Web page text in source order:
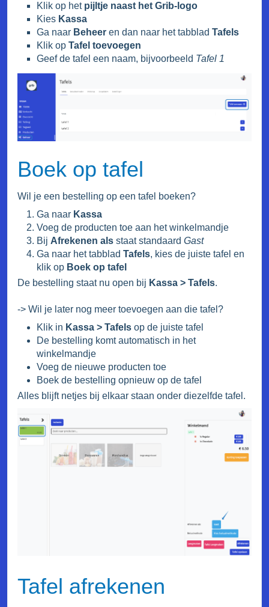
Klik op het pijltje naast het Grib-logo
Kies Kassa
Ga naar Beheer en dan naar het tabblad Tafels
Klik op Tafel toevoegen
Geef de tafel een naam, bijvoorbeeld Tafel 1
Boek op tafel
Wil je een bestelling op een tafel boeken?
Ga naar Kassa
Voeg de producten toe aan het winkelmandje
Bij Afrekenen als staat standaard Gast
Ga naar het tabblad Tafels, kies de juiste tafel en
klik op Boek op tafel
De bestelling staat nu open bij Kassa > Tafels.
-> Wil je later nog meer toevoegen aan die tafel?
Klik in Kassa > Tafels op de juiste tafel
De bestelling komt automatisch in het
winkelmandje
Voeg de nieuwe producten toe
Boek de bestelling opnieuw op de tafel
Alles blijft netjes bij elkaar staan onder diezelfde tafel.
Tafel afrekenen